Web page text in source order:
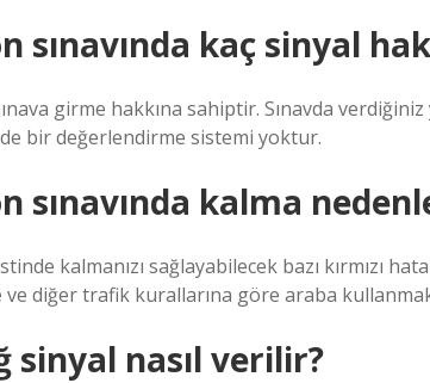
sınavında kaç sinyal
girme hakkına sahiptir. Sınavda verdiğiniz
bir değerlendirme sistemi yoktur.
sınavında kalma
kalmanızı sağlayabilecek bazı kırmızı
diğer trafik kurallarına göre araba
sinyal nasıl verilir?